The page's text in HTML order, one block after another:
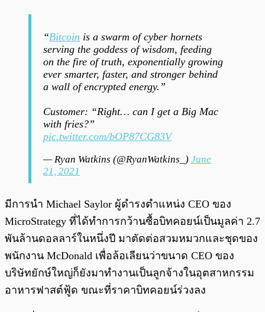
“Bitcoin is a swarm of cyber hornets
serving the goddess of wisdom, feeding
on the fire of truth, exponentially growing
ever smarter, faster, and stronger behind
a wall of encrypted energy.”
Customer: “Right… can I get a Big Mac
with fries?”
pic.twitter.com/bOP87CG83V
— Ryan Watkins (@RyanWatkins_) June
21, 2021
มีการนำ Michael Saylor ผู้ดำรงตำแหน่ง CEO ของ
MicroStrategy ที่ได้ทำการกว้านซื้อบิทคอยน์เป็นมูลค่า 2.7
พันล้านดอลลาร์ในหนึ่งปี มาตัดต่อสวมหมวกและชุดของ
พนักงาน McDonald เพื่อล้อเลียนว่าขนาด CEO ของ
บริษัทยักษ์ใหญ่ก็ยังมาทำงานเป็นลูกจ้างในอุตสาหกรรม
อาหารฟาสต์ฟู้ด ขณะที่ราคาบิทคอยน์ร่วงลง